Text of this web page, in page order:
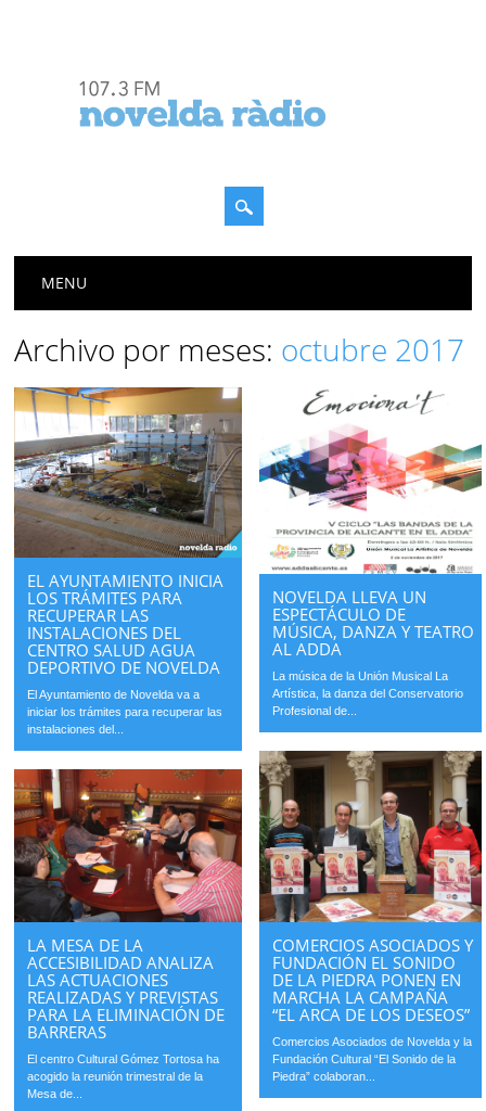
Menú principal
MENU
Archivo por meses: octubre 2017
EL AYUNTAMIENTO INICIA
LOS TRÁMITES PARA
RECUPERAR LAS
INSTALACIONES DEL
CENTRO SALUD AGUA
DEPORTIVO DE NOVELDA
El Ayuntamiento de Novelda va a
iniciar los trámites para recuperar las
instalaciones del...
NOVELDA LLEVA UN
ESPECTÁCULO DE
MÚSICA, DANZA Y TEATRO
AL ADDA
La música de la Unión Musical La
Artística, la danza del Conservatorio
Profesional de...
COMERCIOS ASOCIADOS Y
FUNDACIÓN EL SONIDO
DE LA PIEDRA PONEN EN
MARCHA LA CAMPAÑA
“EL ARCA DE LOS DESEOS”
Comercios Asociados de Novelda y la
Fundación Cultural “El Sonido de la
Piedra” colaboran...
LA MESA DE LA
ACCESIBILIDAD ANALIZA
LAS ACTUACIONES
REALIZADAS Y PREVISTAS
PARA LA ELIMINACIÓN DE
BARRERAS
El centro Cultural Gómez Tortosa ha
acogido la reunión trimestral de la
Mesa de...